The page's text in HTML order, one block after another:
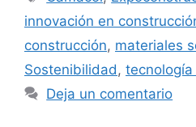
innovación en
construcción, materiales
Sostenibilidad ,
Deja un comentario